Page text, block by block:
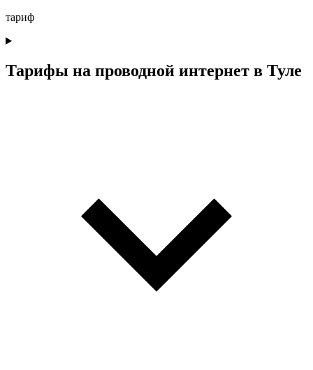
тариф
Тарифы на проводной интернет в Туле